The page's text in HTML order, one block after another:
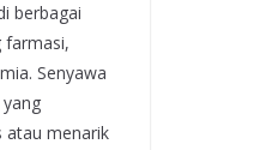
berbagai
farmasi,
Senyawa
atau menarik